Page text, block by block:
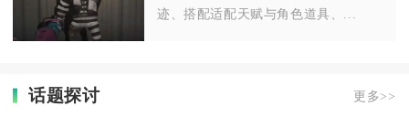
迹、搭配适配天赋与角色道具、...
话题探讨 更多>>